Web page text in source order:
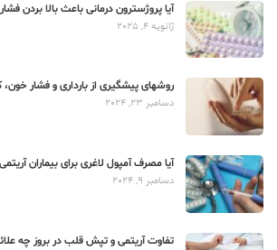
آیا پروژسترون درمانی باعث بالا بردن
ژانویه 4, 2025
روشهای پیشگیری از بارداری و فشار
دسامبر 23, 2024
آیا مصرف آمپول لاغری برای بیماران
دسامبر 9, 2024
تفاوت آریتمی و تپش قلب در بروز چه